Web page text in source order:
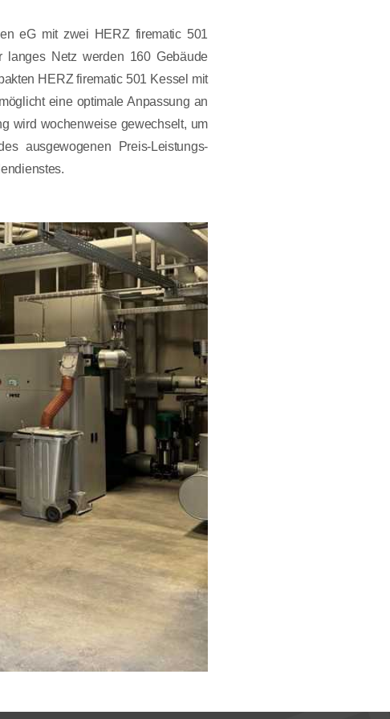
eG mit zwei HERZ firematic 501
langes Netz werden 160 Gebäude
HERZ firematic 501 Kessel mit
eine optimale Anpassung an
wird wochenweise gewechselt, um
ausgewogenen Preis-Leistungs-